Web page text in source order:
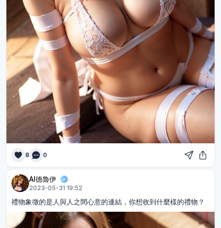
8 0
AI德魯伊
2023-05-31 19:52
禮物象徵的是人與人之間心意的連結，你想收到什麼樣的禮物？